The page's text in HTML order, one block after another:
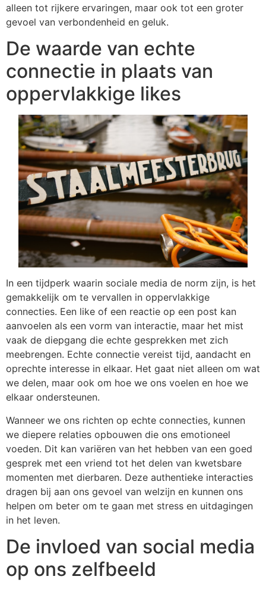
alleen tot rijkere ervaringen, maar ook tot een groter
gevoel van verbondenheid en geluk.
De waarde van echte
connectie in plaats van
oppervlakkige likes
In een tijdperk waarin sociale media de norm zijn, is het
gemakkelijk om te vervallen in oppervlakkige
connecties. Een like of een reactie op een post kan
aanvoelen als een vorm van interactie, maar het mist
vaak de diepgang die echte gesprekken met zich
meebrengen. Echte connectie vereist tijd, aandacht en
oprechte interesse in elkaar. Het gaat niet alleen om wat
we delen, maar ook om hoe we ons voelen en hoe we
elkaar ondersteunen.
Wanneer we ons richten op echte connecties, kunnen
we diepere relaties opbouwen die ons emotioneel
voeden. Dit kan variëren van het hebben van een goed
gesprek met een vriend tot het delen van kwetsbare
momenten met dierbaren. Deze authentieke interacties
dragen bij aan ons gevoel van welzijn en kunnen ons
helpen om beter om te gaan met stress en uitdagingen
in het leven.
De invloed van social media
op ons zelfbeeld